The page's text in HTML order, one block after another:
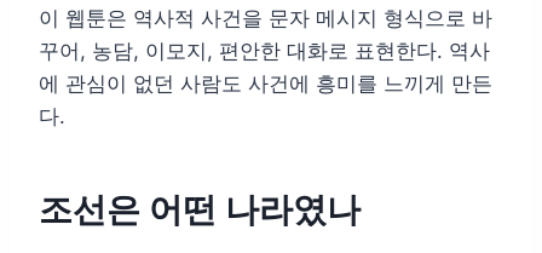
이 웹툰은 역사적 사건을 문자 메시지 형식으로 바
꾸어, 농담, 이모지, 편안한 대화로 표현한다. 역사
에 관심이 없던 사람도 사건에 흥미를 느끼게 만든
다.
조선은 어떤 나라였나